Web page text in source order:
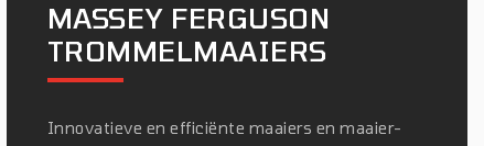
MASSEY FERGUSON
TROMMELMAAIERS
Innovatieve en efficiënte maaiers en maaier-